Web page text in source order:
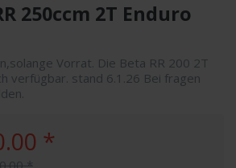
250ccm 2T Enduro
Vorrat. Die Beta RR 200 2T
verfügbar. stand 6.1.26 Bei fragen
*